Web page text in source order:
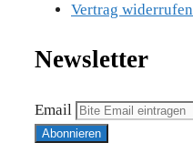
Vertrag widerrufen
Newsletter
Email